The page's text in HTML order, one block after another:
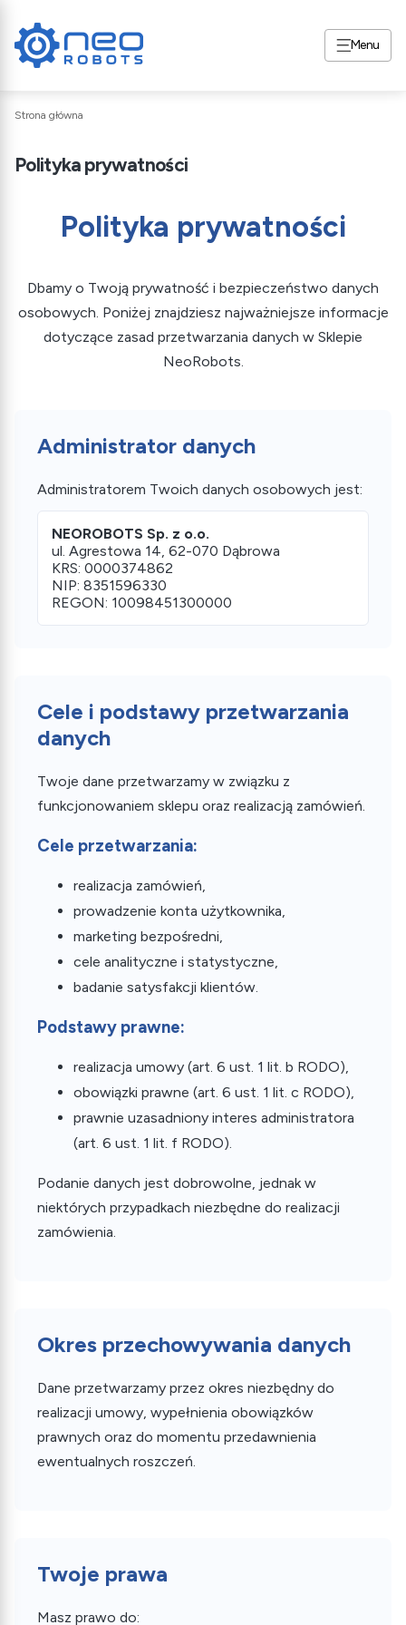
Menu
Strona główna
Polityka prywatności
Polityka prywatności
Dbamy o Twoją prywatność i bezpieczeństwo danych
osobowych. Poniżej znajdziesz najważniejsze informacje
dotyczące zasad przetwarzania danych w Sklepie
NeoRobots.
Administrator danych
Administratorem Twoich danych osobowych jest:
NEOROBOTS Sp. z o.o.
ul. Agrestowa 14, 62-070 Dąbrowa
KRS: 0000374862
NIP: 8351596330
REGON: 10098451300000
Cele i podstawy przetwarzania
danych
Twoje dane przetwarzamy w związku z
funkcjonowaniem sklepu oraz realizacją zamówień.
Cele przetwarzania:
realizacja zamówień,
prowadzenie konta użytkownika,
marketing bezpośredni,
cele analityczne i statystyczne,
badanie satysfakcji klientów.
Podstawy prawne:
realizacja umowy (art. 6 ust. 1 lit. b RODO),
obowiązki prawne (art. 6 ust. 1 lit. c RODO),
prawnie uzasadniony interes administratora
(art. 6 ust. 1 lit. f RODO).
Podanie danych jest dobrowolne, jednak w
niektórych przypadkach niezbędne do realizacji
zamówienia.
Okres przechowywania danych
Dane przetwarzamy przez okres niezbędny do
realizacji umowy, wypełnienia obowiązków
prawnych oraz do momentu przedawnienia
ewentualnych roszczeń.
Twoje prawa
Masz prawo do: